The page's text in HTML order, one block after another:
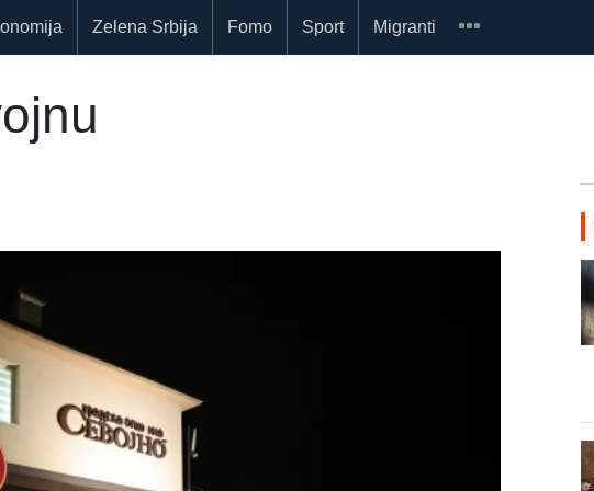
Zelena Srbija Fomo Sport Migranti